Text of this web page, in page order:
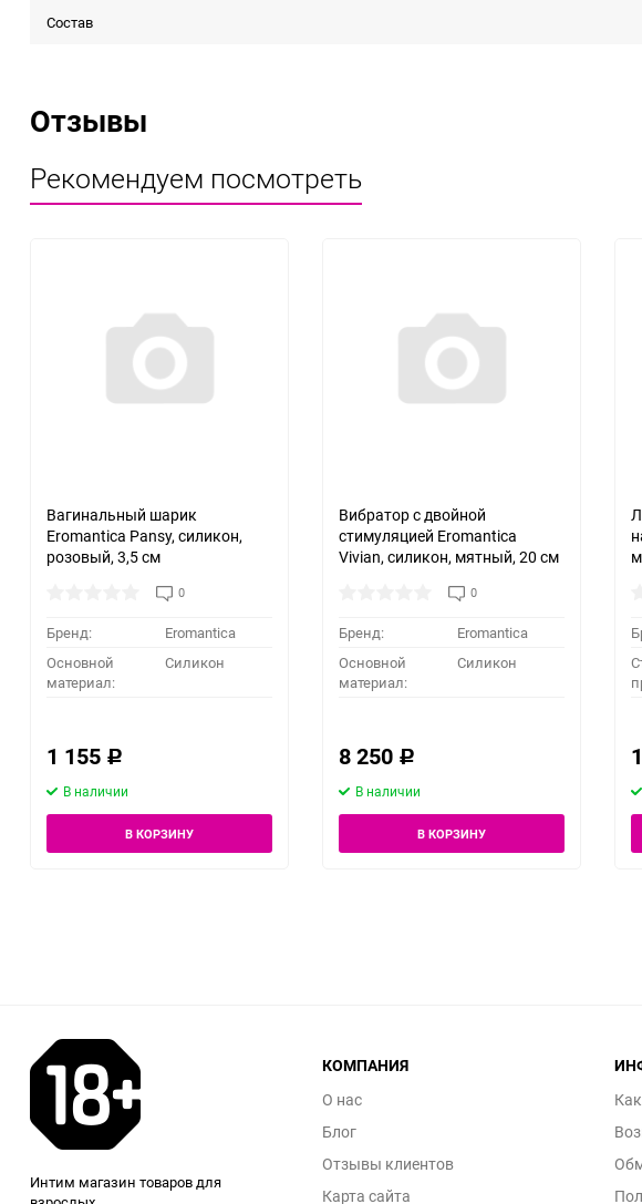
Состав
Отзывы
Рекомендуем посмотреть
Вагинальный шарик
Eromantica Pansy, силикон,
розовый, 3,5 см
0
Бренд:
Eromantica
Основной
материал:
Силикон
1 155 Р
В наличии
В КОРЗИНУ
Вибратор с двойной
стимуляцией Eromantica
Vivian, силикон, мятный, 20 см
0
Бренд:
Eromantica
Основной
материал:
Силикон
8 250 Р
В наличии
В КОРЗИНУ
Интим магазин товаров для
КОМПАНИЯ
О нас
Блог
Отзывы клиентов
Карта сайта